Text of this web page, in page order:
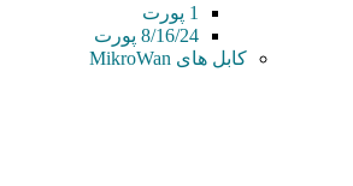
1 پورت
8/16/24 پورت
کابل های MikroWan